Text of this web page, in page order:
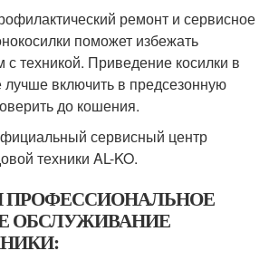
ремонт и сервисное
поможет избежать
техникой. Приведение косилки в
лучше включить в предсезонную
до кошения.
сервисный центр
техники AL-KO.
ПРОФЕССИОНАЛЬНОЕ
ОБСЛУЖИВАНИЕ